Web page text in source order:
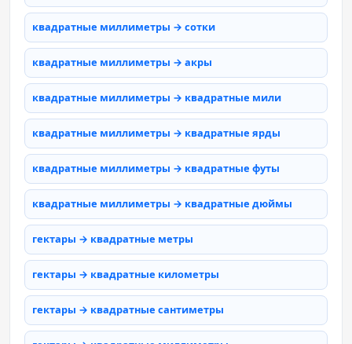
квадратные миллиметры → сотки
квадратные миллиметры → акры
квадратные миллиметры → квадратные мили
квадратные миллиметры → квадратные ярды
квадратные миллиметры → квадратные футы
квадратные миллиметры → квадратные дюймы
гектары → квадратные метры
гектары → квадратные километры
гектары → квадратные сантиметры